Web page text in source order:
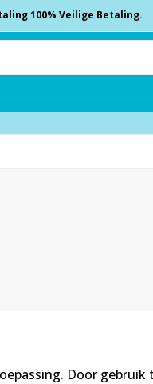
100% Veilige Betaling.
Door